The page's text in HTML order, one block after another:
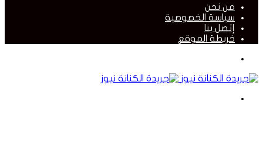
من نحن
سياسة الخصوصية
إتصل بنا
خريطة الموقع